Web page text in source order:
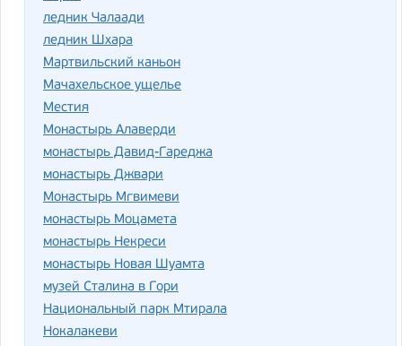
ледник Чалаади
ледник Шхара
Мартвильский каньон
Мачахельское ущелье
Местия
Монастырь Алаверди
монастырь Давид-Гареджа
монастырь Джвари
Монастырь Мгвимеви
монастырь Моцамета
монастырь Некреси
монастырь Новая Шуамта
музей Сталина в Гори
Национальный парк Мтирала
Нокалакеви